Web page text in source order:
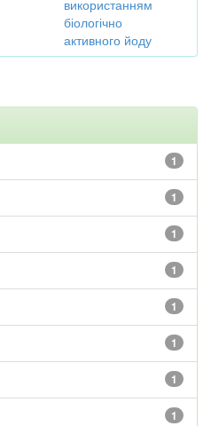
використанням
біологічно
активного йоду
1
1
1
1
1
1
1
1